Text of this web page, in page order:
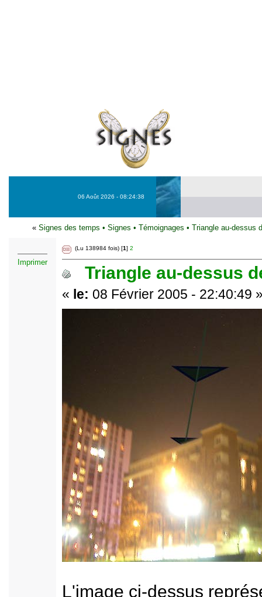
06 Août 2026 - 08:24:38
« Signes des temps • Signes • Témoignages • Triangle au-dessus
Imprimer
(Lu 138984 fois) [1] 2
Triangle au-dessus
« le: 08 Février 2005 - 22:40:49
L'image ci-dessus